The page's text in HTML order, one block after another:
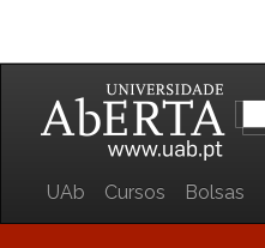
UAb Cursos Bolsas